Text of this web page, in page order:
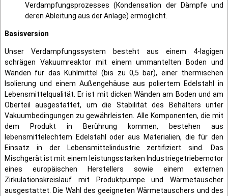
Verdampfungsprozesses (Kondensation der Dämpfe und
deren Ableitung aus der Anlage) ermöglicht.
Basisversion
Unser Verdampfungssystem besteht aus einem 4-lagigen
schrägen Vakuumreaktor mit einem ummantelten Boden und
Wänden für das Kühlmittel (bis zu 0,5 bar), einer thermischen
Isolierung und einem Außengehäuse aus poliertem Edelstahl in
Lebensmittelqualität. Er ist mit dicken Wänden am Boden und am
Oberteil ausgestattet, um die Stabilität des Behälters unter
Vakuumbedingungen zu gewährleisten. Alle Komponenten, die mit
dem Produkt in Berührung kommen, bestehen aus
lebensmittelechtem Edelstahl oder aus Materialien, die für den
Einsatz in der Lebensmittelindustrie zertifiziert sind. Das
Mischgerät ist mit einem leistungsstarken Industriegetriebemotor
eines europäischen Herstellers sowie einem externen
Zirkulationskreislauf mit Produktpumpe und Wärmetauscher
ausgestattet. Die Wahl des geeigneten Wärmetauschers und des